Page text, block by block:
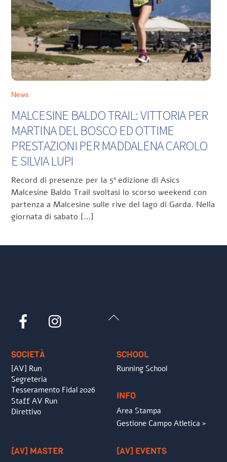
News
MALCESINE BALDO TRAIL: VITTORIA PER
MARTINA DEL BOSCO ED OTTIME
PRESTAZIONI PER MADDALENA CAROLO
E SILVIA LUPI
Record di presenze per la 5ª edizione di Asics
Malcesine Baldo Trail svoltasi lo scorso weekend con
partenza a Malcesine sulle rive del lago di Garda. Nella
giornata di sabato […]
Back
Facebook
SOCIETÀ
[AV] Run
Segreteria
Tesseramento Fidal 2026
Staff AV Run
Direttivo
SCHOOL
Running School
INFO
Area Stampa
Gestione Campo Atletica >
[AV] MASTER [AV] EVENTS